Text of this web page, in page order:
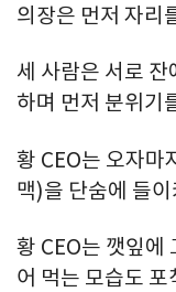
의장은 먼저 자리
세 사람은 서로 잔
하며 먼저 분위기
황 CEO는 오자
맥)을 단숨에 들
황 CEO는 깻잎에
어 먹는 모습도 포